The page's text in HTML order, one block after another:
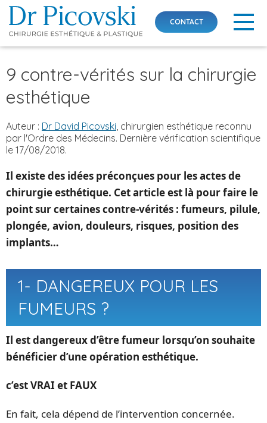
to
content
CONTACT
9 contre-vérités sur la chirurgie
esthétique
Auteur : Dr David Picovski, chirurgien esthétique reconnu
par l'Ordre des Médecins. Dernière vérification scientifique
le 17/08/2018.
Il existe des idées préconçues pour les actes de
chirurgie esthétique. Cet article est là pour faire le
point sur certaines contre-vérités : fumeurs, pilule,
plongée, avion, douleurs, risques, position des
implants…
1- DANGEREUX POUR LES
FUMEURS ?
Il est dangereux d’être fumeur lorsqu’on souhaite
bénéficier d’une opération esthétique.
c’est VRAI et FAUX
En fait, cela dépend de l’intervention concernée.